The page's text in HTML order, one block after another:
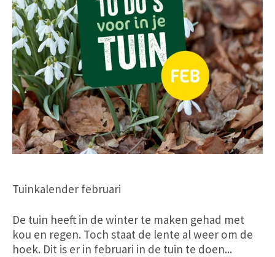
Tuinkalender februari
De tuin heeft in de winter te maken gehad met
kou en regen. Toch staat de lente al weer om de
hoek. Dit is er in februari in de tuin te doen...